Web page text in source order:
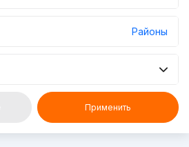
Районы
Применить